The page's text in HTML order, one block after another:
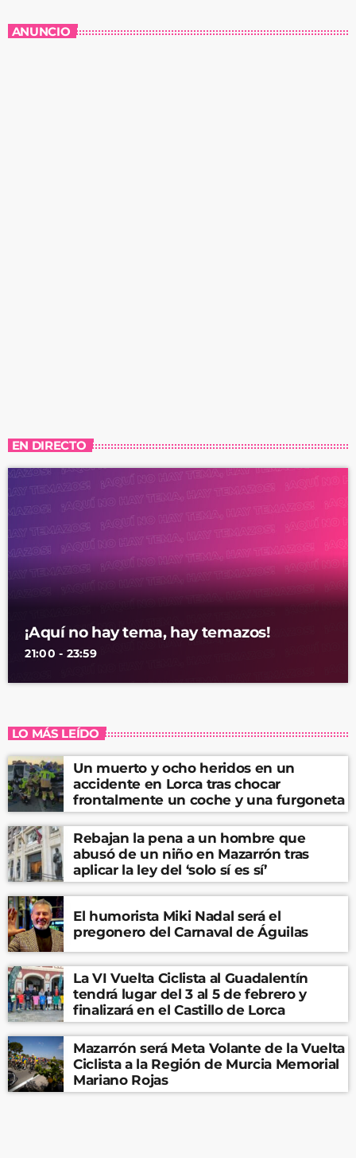
ANUNCIO
EN DIRECTO
¡Aquí no hay tema, hay temazos!
21:00 - 23:59
LO MÁS LEÍDO
Un muerto y ocho heridos en un
accidente en Lorca tras chocar
frontalmente un coche y una furgoneta
Rebajan la pena a un hombre que
abusó de un niño en Mazarrón tras
aplicar la ley del ‘solo sí es sí’
El humorista Miki Nadal será el
pregonero del Carnaval de Águilas
La VI Vuelta Ciclista al Guadalentín
tendrá lugar del 3 al 5 de febrero y
finalizará en el Castillo de Lorca
Mazarrón será Meta Volante de la Vuelta
Ciclista a la Región de Murcia Memorial
Mariano Rojas